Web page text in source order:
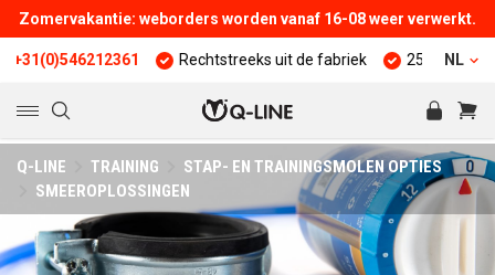
Zomervakantie: weborders worden vanaf 16-08 weer verwerkt.
Rechtstreeks uit de fabriek 25 jaar ervaringNL
Q-LINE TRAINING
STAP- EN TRAININGSMOLEN OPTIES
SMEEROPLOSSINGEN